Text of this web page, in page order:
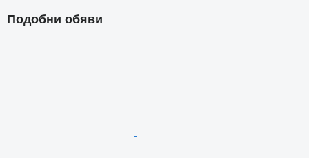
Подобни обяви